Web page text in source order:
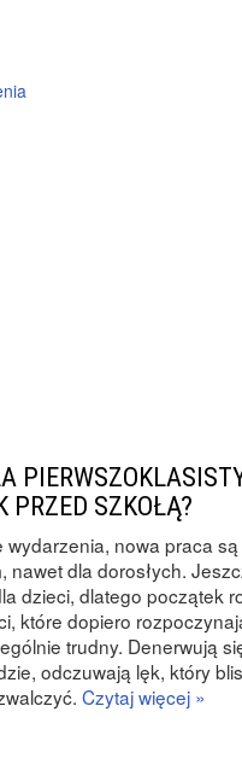
PRZED SZKOŁĄ?
wydarzenia, nowa praca
nawet dla dorosłych.
dzieci, dlatego początek
które dopiero
trudny. Denerwują
odczuwają lęk, który
Czytaj więcej »